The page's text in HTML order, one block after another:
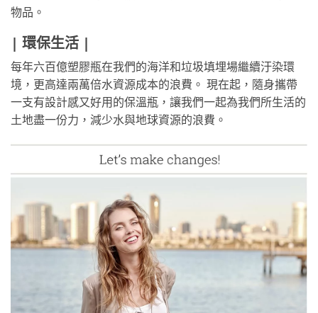
物品。
| 環保生活 |
每年六百億塑膠瓶在我們的海洋和垃圾填埋場繼續汙染環
境，更高達兩萬倍水資源成本的浪費。 現在起，隨身攜帶
一支有設計感又好用的保溫瓶，讓我們一起為我們所生活的
土地盡一份力，減少水與地球資源的浪費。